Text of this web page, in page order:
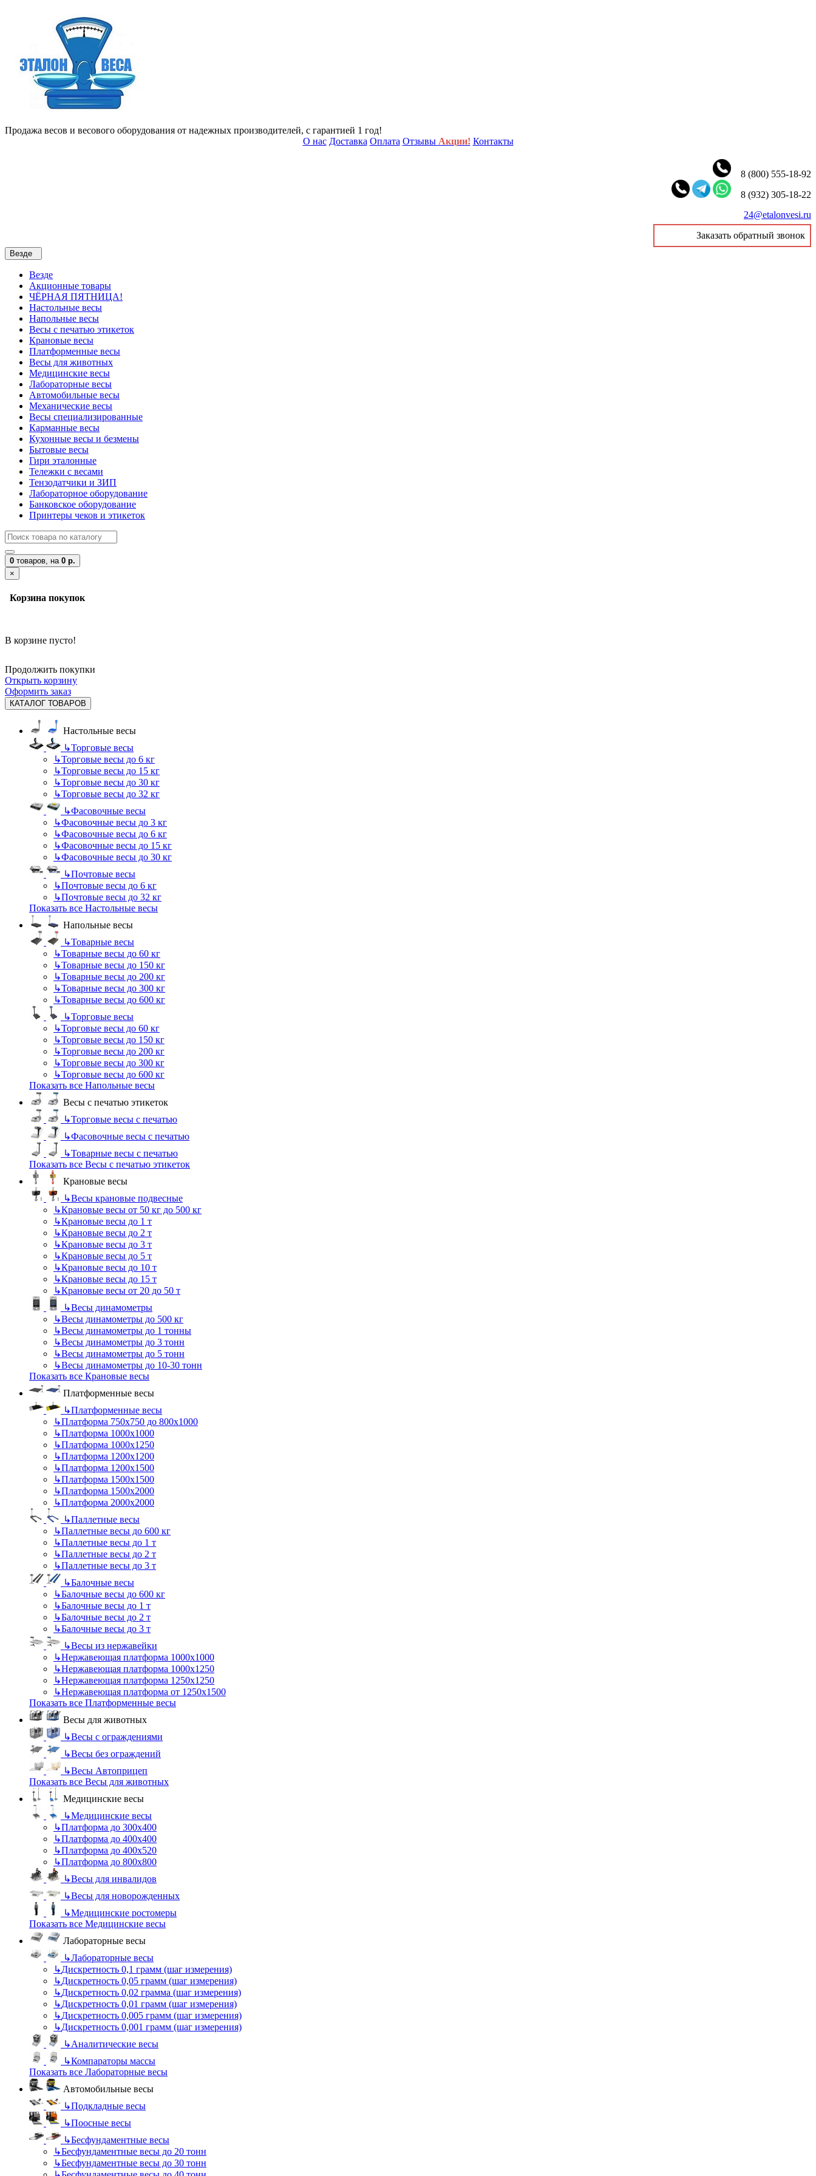
Продажа весов и весового оборудования от надежных производителей, с гарантией 1 год!
О нас Доставка Оплата Отзывы Акции! Контакты
8 (800) 555-18-92
8 (932) 305-18-22
24@etalonvesi.ru
Заказать обратный звонок
Везде
Везде
Акционные товары
ЧЁРНАЯ ПЯТНИЦА!
Настольные весы
Напольные весы
Весы с печатью этикеток
Крановые весы
Платформенные весы
Весы для животных
Медицинские весы
Лабораторные весы
Автомобильные весы
Механические весы
Весы специализированные
Карманные весы
Кухонные весы и безмены
Бытовые весы
Гири эталонные
Тележки с весами
Тензодатчики и ЗИП
Лабораторное оборудование
Банковское оборудование
Принтеры чеков и этикеток
0 товаров, на 0 р.
×
Корзина покупок
В корзине пусто!
Продолжить покупки
Открыть корзину
Оформить заказ
КАТАЛОГ ТОВАРОВ
Настольные весы
↳Торговые весы
↳Торговые весы до 6 кг
↳Торговые весы до 15 кг
↳Торговые весы до 30 кг
↳Торговые весы до 32 кг
↳Фасовочные весы
↳Фасовочные весы до 3 кг
↳Фасовочные весы до 6 кг
↳Фасовочные весы до 15 кг
↳Фасовочные весы до 30 кг
↳Почтовые весы
↳Почтовые весы до 6 кг
↳Почтовые весы до 32 кг
Показать все Настольные весы
Напольные весы
↳Товарные весы
↳Товарные весы до 60 кг
↳Товарные весы до 150 кг
↳Товарные весы до 200 кг
↳Товарные весы до 300 кг
↳Товарные весы до 600 кг
↳Торговые весы
↳Торговые весы до 60 кг
↳Торговые весы до 150 кг
↳Торговые весы до 200 кг
↳Торговые весы до 300 кг
↳Торговые весы до 600 кг
Показать все Напольные весы
Весы с печатью этикеток
↳Торговые весы с печатью
↳Фасовочные весы с печатью
↳Товарные весы с печатью
Показать все Весы с печатью этикеток
Крановые весы
↳Весы крановые подвесные
↳Крановые весы от 50 кг до 500 кг
↳Крановые весы до 1 т
↳Крановые весы до 2 т
↳Крановые весы до 3 т
↳Крановые весы до 5 т
↳Крановые весы до 10 т
↳Крановые весы до 15 т
↳Крановые весы от 20 до 50 т
↳Весы динамометры
↳Весы динамометры до 500 кг
↳Весы динамометры до 1 тонны
↳Весы динамометры до 3 тонн
↳Весы динамометры до 5 тонн
↳Весы динамометры до 10-30 тонн
Показать все Крановые весы
Платформенные весы
↳Платформенные весы
↳Платформа 750х750 до 800х1000
↳Платформа 1000х1000
↳Платформа 1000х1250
↳Платформа 1200х1200
↳Платформа 1200х1500
↳Платформа 1500х1500
↳Платформа 1500х2000
↳Платформа 2000х2000
↳Паллетные весы
↳Паллетные весы до 600 кг
↳Паллетные весы до 1 т
↳Паллетные весы до 2 т
↳Паллетные весы до 3 т
↳Балочные весы
↳Балочные весы до 600 кг
↳Балочные весы до 1 т
↳Балочные весы до 2 т
↳Балочные весы до 3 т
↳Весы из нержавейки
↳Нержавеющая платформа 1000х1000
↳Нержавеющая платформа 1000х1250
↳Нержавеющая платформа 1250х1250
↳Нержавеющая платформа от 1250х1500
Показать все Платформенные весы
Весы для животных
↳Весы с ограждениями
↳Весы без ограждений
↳Весы Автоприцеп
Показать все Весы для животных
Медицинские весы
↳Медицинские весы
↳Платформа до 300х400
↳Платформа до 400х400
↳Платформа до 400х520
↳Платформа до 800х800
↳Весы для инвалидов
↳Весы для новорожденных
↳Медицинские ростомеры
Показать все Медицинские весы
Лабораторные весы
↳Лабораторные весы
↳Дискретность 0,1 грамм (шаг измерения)
↳Дискретность 0,05 грамм (шаг измерения)
↳Дискретность 0,02 грамма (шаг измерения)
↳Дискретность 0,01 грамм (шаг измерения)
↳Дискретность 0,005 грамм (шаг измерения)
↳Дискретность 0,001 грамм (шаг измерения)
↳Аналитические весы
↳Компараторы массы
Показать все Лабораторные весы
Автомобильные весы
↳Подкладные весы
↳Поосные весы
↳Бесфундаментные весы
↳Бесфундаментные весы до 20 тонн
↳Бесфундаментные весы до 30 тонн